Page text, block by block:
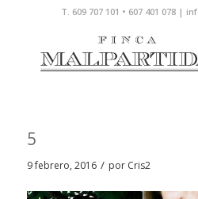
T. 609 707 101 • 607 401 078 |
5
9 febrero, 2016 / por Cris2